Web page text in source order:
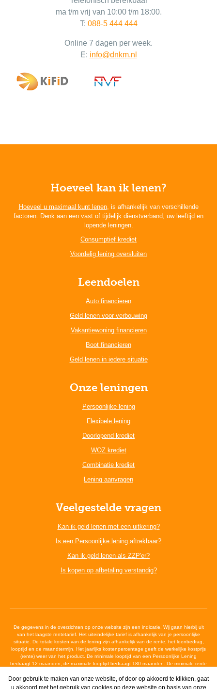
Door gebruik te maken van onze website, of door op akkoord te klikken, gaat
u akkoord met het gebruik van cookies op deze website op basis van onze
ma t/m vrij van 10:00 t/m 18:00.
T: 088-5 444 444
Online 7 dagen per week.
E: info@dnkm.nl
Hoeveel kan ik lenen?
Hoeveel u maximaal kunt lenen, is afhankelijk van verschillende
factoren. Denk aan een vast of tijdelijk dienstverband, uw leeftijd en
lopende leningen.
Consumptief krediet
Voordelig lening oversluiten
Leendoelen
Auto financieren
Geld lenen voor verbouwing
Vakantiewoning financieren
Boot financieren
Geld lenen in iedere situatie
Onze leningen
Persoonlijke lening
Flexibele lening
Doorlopend krediet
WOZ krediet
Combinatie krediet
Lening aanvragen
Veelgestelde vragen
Kan ik geld lenen met een uitkering?
Is een Persoonlijke lening aftrekbaar?
Kan ik geld lenen als ZZP'er?
Is kopen op afbetaling verstandig?
De gegevens in de overzichten op onze website zijn een indicatie. Wij gaan hierbij uit
van het laagste rentetarief. Het uiteindelijke tarief is afhankelijk van je persoonlijke
situatie. De totale kosten van de lening zijn afhankelijk van de rente, het leenbedrag,
looptijd en de maandtermijn. Het jaarlijks kostenpercentage geeft de werkelijke kostprijs
(rente) weer van het product. De minimale looptijd van een Persoonlijke Lening
bedraagt 12 maanden, de maximale looptijd bedraagt 180 maanden. De minimale rente